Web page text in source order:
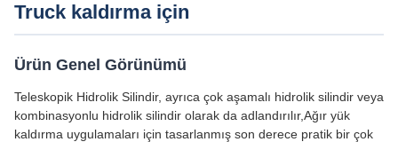
Truck kaldırma için
Ürün Genel Görünümü
Teleskopik Hidrolik Silindir, ayrıca çok aşamalı hidrolik silindir veya
kombinasyonlu hidrolik silindir olarak da adlandırılır,Ağır yük
kaldırma uygulamaları için tasarlanmış son derece pratik bir çok